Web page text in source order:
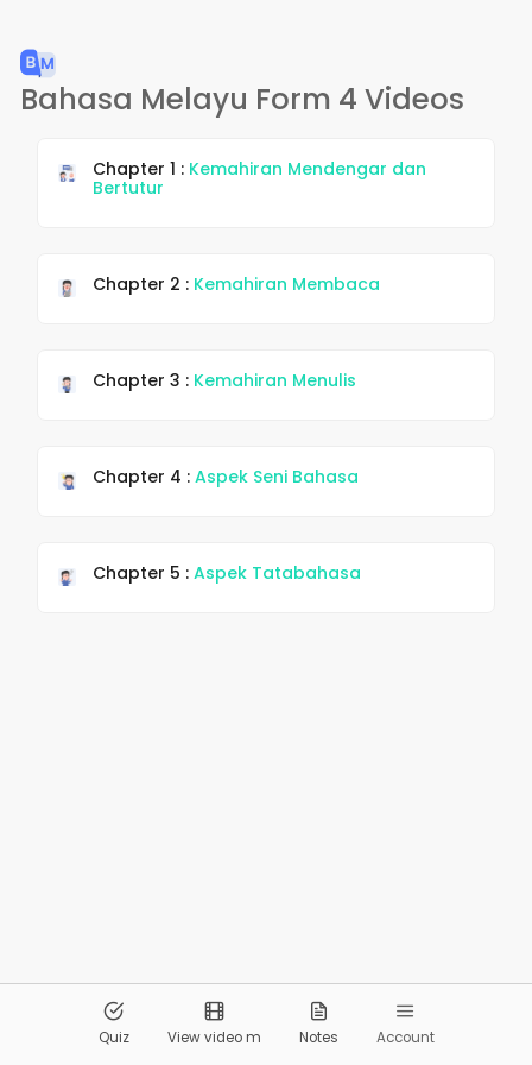
Bahasa Melayu Form 4 Videos
Chapter 1 : Kemahiran Mendengar dan
Bertutur
Chapter 2 : Kemahiran Membaca
Chapter 3 : Kemahiran Menulis
Chapter 4 :Aspek Seni Bahasa
Chapter 5 :Aspek Tatabahasa
Pandai.org All Rights Reserved
Quiz View video m Notes Account